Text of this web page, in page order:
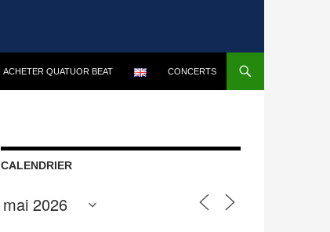
ACHETER QUATUOR BEAT CONCERTS
CALENDRIER